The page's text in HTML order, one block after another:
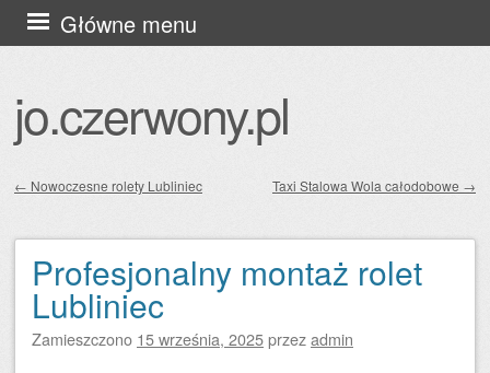
jo.czerwony.pl
Główne menu
Przejdź
do
← Nowoczesne rolety Lubliniec Taxi Stalowa Wola całodobowe →
Profesjonalny montaż rolet
Lubliniec
Zamieszczono 15 września, 2025przezadmin